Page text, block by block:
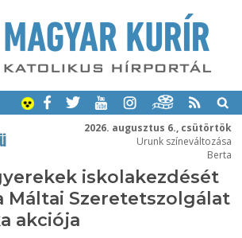
2026. augusztus 6., csütörtök
Urunk színeváltozása
Berta
iskolakezdését
Máltai Szeretetszolgálat
akciója